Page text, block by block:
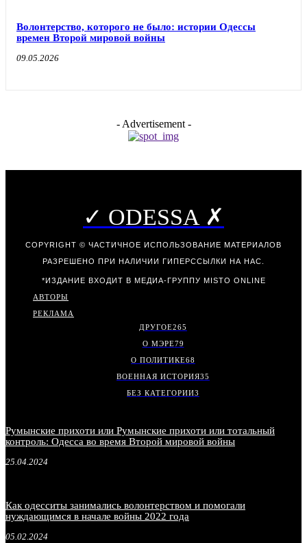
Волонтерство, которого не было: истории Одессы
времен Второй мировой войны
09.05.2026
- Advertisement -
✓ ODESSA ✗
COPYRIGHT © ЧАСТИЧНОЕ ИСПОЛЬЗОВАНИЕ МАТЕРИАЛОВ
РАЗРЕШЕНО ПРИ НАЛИЧИИ ГИПЕРССЫЛКИ НА НАС.
*ИЗДАНИЕ ВХОДИТ В МЕДИА-ГРУППУ MISTO ONLINE
АВТОРЫ
РЕКЛАМА
ДРУГОЕ265
О МЭРЕ79
О ПОЛИТИКЕ68
ВОЕННАЯ ИСТОРИЯ35
БЕЗ КАТЕГОРИИ3
Румынские прихоти или Румынские прихоти или тотальный
контроль: Одесса во время Второй мировой войны
25.04.2024
Как одесситы занимались волонтерством и помогали
нуждающимся в начале войны 2022 года
05.02.2024